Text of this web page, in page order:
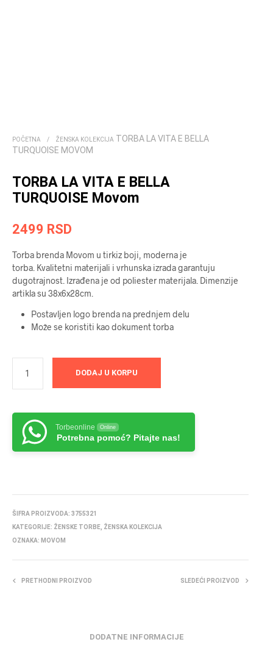
POČETNA / ŽENSKA KOLEKCIJA TORBA LA VITA E BELLA
TURQUOISE MOVOM
TORBA LA VITA E BELLA
TURQUOISE Movom
2499 RSD
Torba brenda Movom u tirkiz boji, moderna je
torba. Kvalitetni materijali i vrhunska izrada garantuju
dugotrajnost. Izrađena je od poliester materijala. Dimenzije
artikla su 38x6x28cm.
Postavljen logo brenda na prednjem delu
Može se koristiti kao dokument torba
DODAJ U KORPU
Torbeonline Online
Potrebna pomoć? Pitajte nas!
ŠIFRA PROIZVODA: 3755321
KATEGORIJE: ŽENSKE TORBE ŽENSKA KOLEKCIJA
OZNAKA: MOVOM
PRETHODNI PROIZVOD SLEDEĆI PROIZVOD
DODATNE INFORMACIJE